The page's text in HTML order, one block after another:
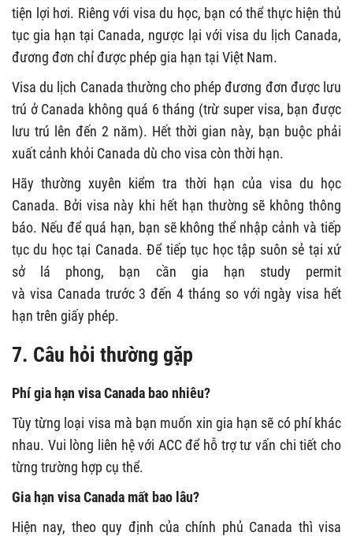
tiện lợi hơi. Riêng với visa du học, bạn có thể thực hiện thủ
tục gia hạn tại Canada, ngược lại với visa du lịch Canada,
đương đơn chỉ được phép gia hạn tại Việt Nam.
Visa du lịch Canada thường cho phép đương đơn được lưu
trú ở Canada không quá 6 tháng (trừ super visa, bạn được
lưu trú lên đến 2 năm). Hết thời gian này, bạn buộc phải
xuất cảnh khỏi Canada dù cho visa còn thời hạn.
Hãy thường xuyên kiểm tra thời hạn của visa du học
Canada. Bởi visa này khi hết hạn thường sẽ không thông
báo. Nếu để quá hạn, bạn sẽ không thể nhập cảnh và tiếp
tục du học tại Canada. Để tiếp tục học tập suôn sẻ tại xứ
sở lá phong, bạn cần gia hạn study permit
và visa Canada trước 3 đến 4 tháng so với ngày visa hết
hạn trên giấy phép.
7. Câu hỏi thường gặp
Phí gia hạn visa Canada bao nhiêu?
Tùy từng loại visa mà bạn muốn xin gia hạn sẽ có phí khác
nhau. Vui lòng liên hệ với ACC để hỗ trợ tư vấn chi tiết cho
từng trường hợp cụ thể.
Gia hạn visa Canada mất bao lâu?
Hiện nay, theo quy định của chính phủ Canada thì visa